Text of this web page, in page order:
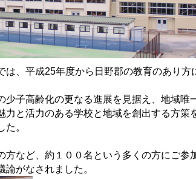
は、平成25年度から日野郡の教育のあり方
少子高齢化の更なる進展を見据え、地域唯
力と活力のある学校と地域を創出する方策
。
方など、約１００名という多くの方にご参
がなされました。